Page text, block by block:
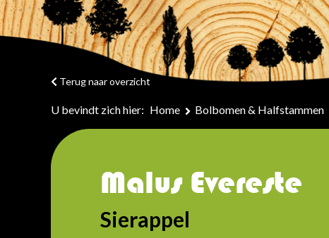
U bevindt zich hier: Home Bolbomen & Halfstammen
Terug naar overzicht
Malus Evereste
Sierappel